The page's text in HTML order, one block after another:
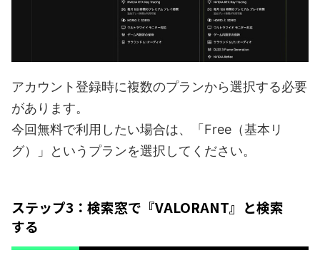
アカウント登録時に複数のプランから選択する必要
があります。
今回無料で利用したい場合は、「Free（基本リ
グ）」というプランを選択してください。
ステップ3：検索窓で『VALORANT』と検索
する